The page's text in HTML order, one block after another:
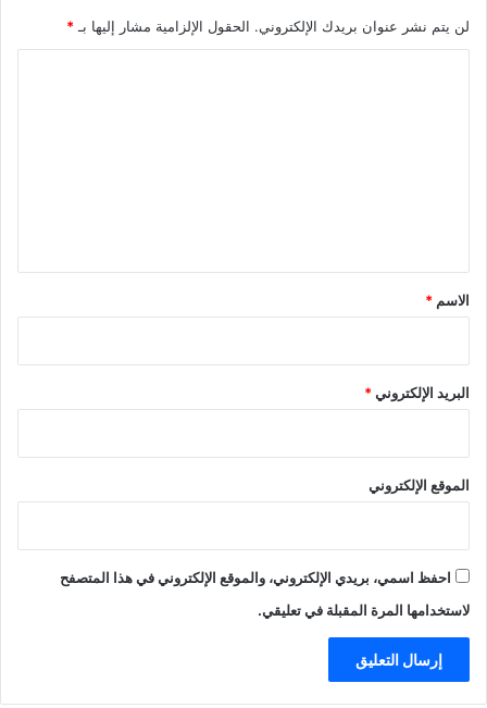
لن يتم نشر عنوان بريدك الإلكتروني. الحقول الإلزامية مشار إليها بـ *
*
الاسم *
البريد الإلكتروني*
الموقع الإلكتروني
احفظ اسمي، بريدي الإلكتروني، والموقع الإلكتروني في هذا المتصفح
لاستخدامها المرة المقبلة في تعليقي.